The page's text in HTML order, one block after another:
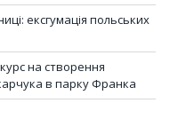
ексгумація польських
на створення
в парку Франка